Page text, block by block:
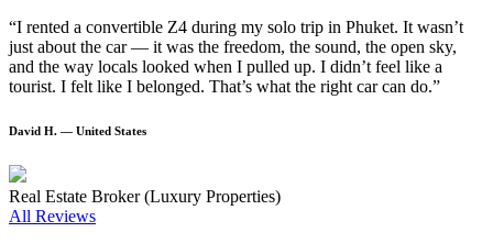
“I rented a convertible Z4 during my solo trip in Phuket. It wasn’t
just about the car — it was the freedom, the sound, the open sky,
and the way locals looked when I pulled up. I didn’t feel like a
tourist. I felt like I belonged. That’s what the right car can do.”
David H. — United States
Real Estate Broker (Luxury Properties)
All Reviews